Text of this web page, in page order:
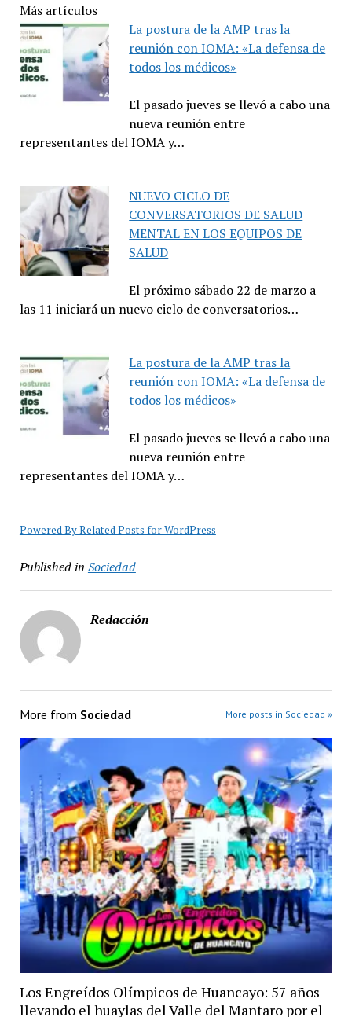
Más artículos
La postura de la AMP tras la
reunión con IOMA: «La defensa de
todos los médicos»
El pasado jueves se llevó a cabo una
nueva reunión entre
representantes del IOMA y…
NUEVO CICLO DE
CONVERSATORIOS DE SALUD
MENTAL EN LOS EQUIPOS DE
SALUD
El próximo sábado 22 de marzo a
las 11 iniciará un nuevo ciclo de conversatorios…
La postura de la AMP tras la
reunión con IOMA: «La defensa de
todos los médicos»
El pasado jueves se llevó a cabo una
nueva reunión entre
representantes del IOMA y…
Powered By Related Posts for WordPress
Published in Sociedad
Redacción
More from Sociedad More posts in Sociedad »
Los Engreídos Olímpicos de Huancayo: 57 años
llevando el huaylas del Valle del Mantaro por el